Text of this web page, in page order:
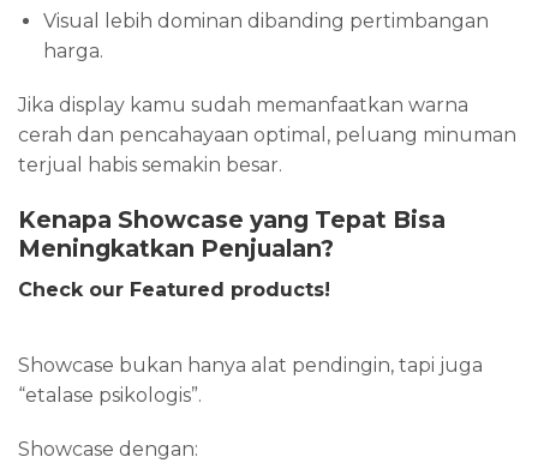
Visual lebih dominan dibanding pertimbangan
harga.
Jika display kamu sudah memanfaatkan warna
cerah dan pencahayaan optimal, peluang minuman
terjual habis semakin besar.
Kenapa Showcase yang Tepat Bisa
Meningkatkan Penjualan?
Check our Featured products!
Showcase bukan hanya alat pendingin, tapi juga
“etalase psikologis”.
Showcase dengan: